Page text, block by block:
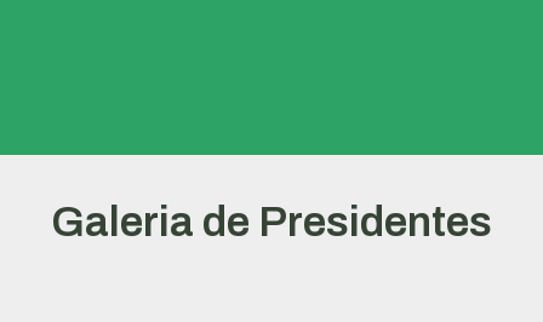
Galeria de Presidentes